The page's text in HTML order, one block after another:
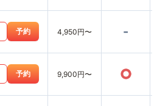
予約 4,950円〜 -
予約 9,900円〜 ○